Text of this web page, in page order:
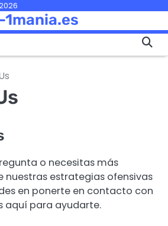
o necesitas más
nuestras estrategias ofensivas
en ponerte en contacto con
aquí para ayudarte.